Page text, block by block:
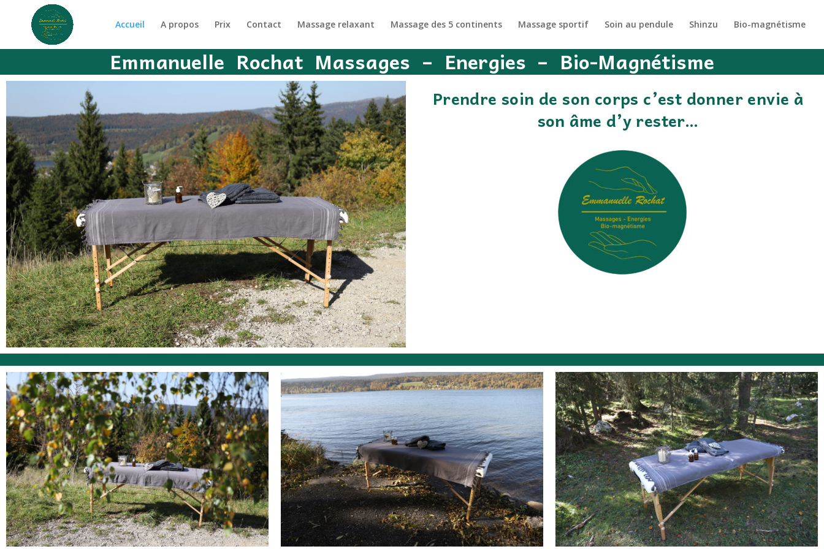
Accueil A propos Prix Contact Massage relaxant Massage des 5 continents Massage sportif Soin au pendule Shinzu Bio-magnétisme
Emmanuelle Rochat Massages – Energies – Bio-Magnétisme
Prendre soin de son corps c’est donner envie à
son âme d’y rester…